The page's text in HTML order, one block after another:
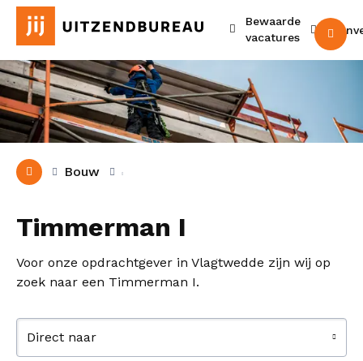
Bewaarde
vacatures
Bouw
Timmerman I
Voor onze opdrachtgever in Vlagtwedde zijn wij op
zoek naar een Timmerman I.
Direct naar